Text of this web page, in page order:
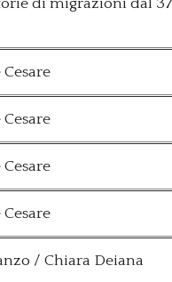
di migrazioni dal
/ Chiara Deiana